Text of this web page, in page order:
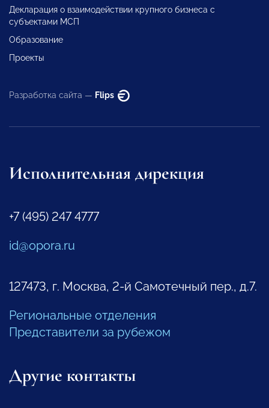
Декларация о взаимодействии крупного бизнеса с
субъектами МСП
Образование
Проекты
Разработка сайта — Flips
Исполнительная дирекция
+7 (495) 247 4777
id@opora.ru
127473, г. Москва, 2-й Самотечный пер., д.7.
Региональные отделения
Представители за рубежом
Другие контакты